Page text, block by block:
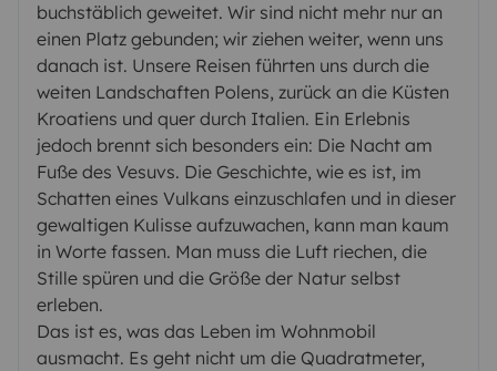
buchstäblich geweitet. Wir sind nicht mehr nur an
einen Platz gebunden; wir ziehen weiter, wenn uns
danach ist. Unsere Reisen führten uns durch die
weiten Landschaften Polens, zurück an die Küsten
Kroatiens und quer durch Italien. Ein Erlebnis
jedoch brennt sich besonders ein: Die Nacht am
Fuße des Vesuvs. Die Geschichte, wie es ist, im
Schatten eines Vulkans einzuschlafen und in dieser
gewaltigen Kulisse aufzuwachen, kann man kaum
in Worte fassen. Man muss die Luft riechen, die
Stille spüren und die Größe der Natur selbst
erleben.
Das ist es, was das Leben im Wohnmobil
ausmacht. Es geht nicht um die Quadratmeter,